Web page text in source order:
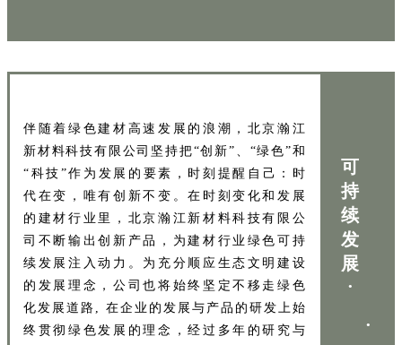
伴随着绿色建材高速发展的浪潮，北京瀚江
新材料科技有限公司坚持把“创新”、“绿色”和
“科技”作为发展的要素，时刻提醒自己：时
代在变，唯有创新不变。在时刻变化和发展
的建材行业里，北京瀚江新材料科技有限公
司不断输出创新产品，为建材行业绿色可持
续发展注入动力。为充分顺应生态文明建设
的发展理念，公司也将始终坚定不移走绿色
化发展道路, 在企业的发展与产品的研发上始
终贯彻绿色发展的理念，经过多年的研究与
可
持
续
发
展
·
·